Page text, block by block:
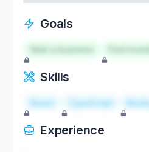
Goals
Start a business
Skills
React TypeScript
Experience